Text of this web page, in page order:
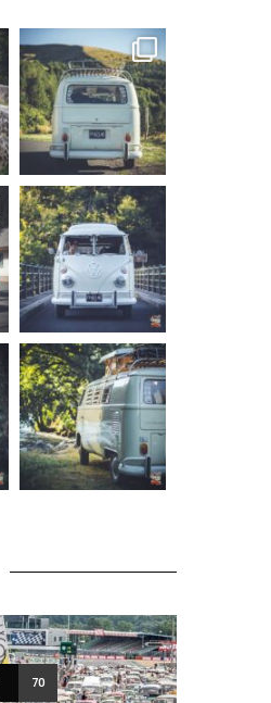
becombi
Sep 12
216
3
becombi
Août 10
177
becombi
Août 10
108
0
70